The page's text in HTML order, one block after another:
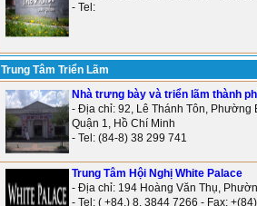
- Tel:
Trung Tâm Triển Lãm
Nhà trưng bày và triển lãm thành
- Địa chỉ: 92, Lê Thánh Tôn, Phường
Quận 1, Hồ Chí Minh
- Tel: (84-8) 38 299 741
Trung Tâm Hội Nghị White Palace
- Địa chỉ: 194 Hoàng Văn Thụ,
- Tel: ( +84.) 8. 3844 7266 - Fax: